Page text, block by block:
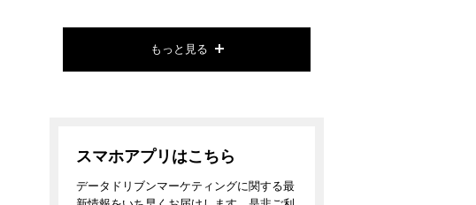
もっと見る
スマホアプリはこちら
データドリブンマーケティングに関する最